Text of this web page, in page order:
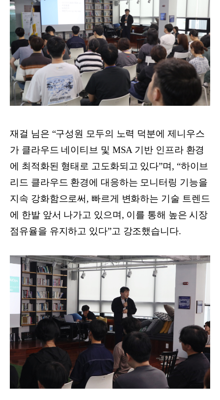
재걸 님은 “구성원 모두의 노력 덕분에 제니우스
가 클라우드 네이티브 및 MSA 기반 인프라 환경
에 최적화된 형태로 고도화되고 있다”며, “하이브
리드 클라우드 환경에 대응하는 모니터링 기능을
지속 강화함으로써, 빠르게 변화하는 기술 트렌드
에 한발 앞서 나가고 있으며, 이를 통해 높은 시장
점유율을 유지하고 있다”고 강조했습니다.